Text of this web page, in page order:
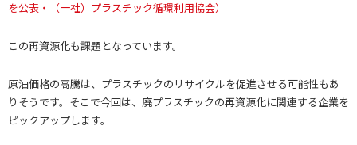
を公表・（一社）プラスチック循環利用協会）
この再資源化も課題となっています。
原油価格の高騰は、プラスチックのリサイクルを促進させる可能性もあ
りそうです。そこで今回は、廃プラスチックの再資源化に関連する企業を
ピックアップします。